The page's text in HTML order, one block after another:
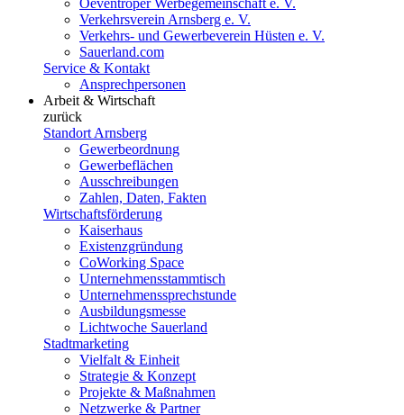
Oeventroper Werbegemeinschaft e. V.
Verkehrsverein Arnsberg e. V.
Verkehrs- und Gewerbeverein Hüsten e. V.
Sauerland.com
Service & Kontakt
Ansprechpersonen
Arbeit & Wirtschaft
zurück
Standort Arnsberg
Gewerbeordnung
Gewerbeflächen
Ausschreibungen
Zahlen, Daten, Fakten
Wirtschaftsförderung
Kaiserhaus
Existenzgründung
CoWorking Space
Unternehmensstammtisch
Unternehmenssprechstunde
Ausbildungsmesse
Lichtwoche Sauerland
Stadtmarketing
Vielfalt & Einheit
Strategie & Konzept
Projekte & Maßnahmen
Netzwerke & Partner